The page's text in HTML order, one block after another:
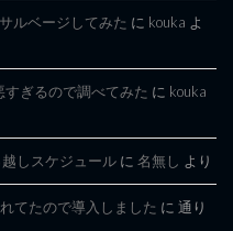
ルベージしてみた に kouka よ
ぎるので調べてみた に kouka
しスケジュール に 名無し より
てたので導入しました に 通り